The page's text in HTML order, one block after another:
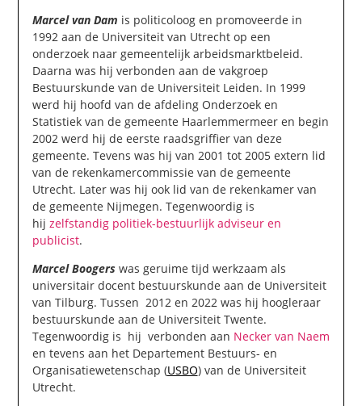
Marcel van Dam is politicoloog en promoveerde in
1992 aan de Universiteit van Utrecht op een
onderzoek naar gemeentelijk arbeidsmarktbeleid.
Daarna was hij verbonden aan de vakgroep
Bestuurskunde van de Universiteit Leiden. In 1999
werd hij hoofd van de afdeling Onderzoek en
Statistiek van de gemeente Haarlemmermeer en begin
2002 werd hij de eerste raadsgriffier van deze
gemeente. Tevens was hij van 2001 tot 2005 extern lid
van de rekenkamercommissie van de gemeente
Utrecht. Later was hij ook lid van de rekenkamer van
de gemeente Nijmegen. Tegenwoordig is
hij zelfstandig politiek-bestuurlijk adviseur en
publicist.
Marcel Boogerswas geruime tijd werkzaam als
universitair docent bestuurskunde aan de Universiteit
van Tilburg. Tussen 2012 en 2022 was hij hoogleraar
bestuurskunde aan de Universiteit Twente.
Tegenwoordig is hij verbonden aan Necker van Naem
en tevens aan het Departement Bestuurs- en
Organisatiewetenschap (USBO) van de Universiteit
Utrecht.